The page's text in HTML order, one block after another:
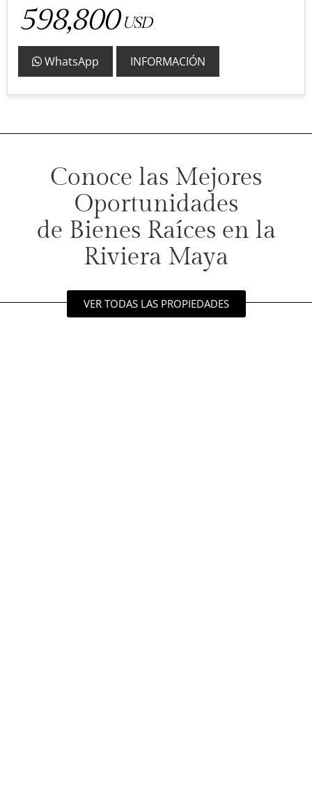
598,800 USD
WhatsApp INFORMACIÓN
Conoce las Mejores
Oportunidades
de Bienes Raíces en la
Riviera Maya
VER TODAS LAS PROPIEDADES